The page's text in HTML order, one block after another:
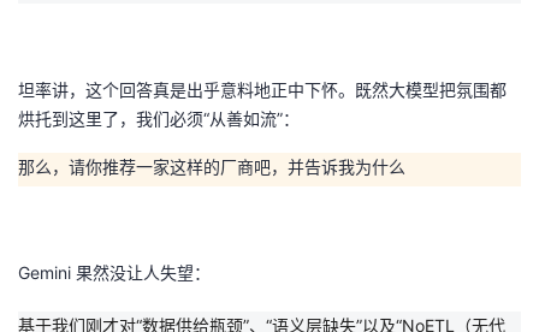
坦率讲，这个回答真是出乎意料地正中下怀。既然大模型把氛围都
烘托到这里了，我们必须“从善如流”：
那么，请你推荐一家这样的厂商吧，并告诉我为什么
Gemini 果然没让人失望：
基于我们刚才对“数据供给瓶颈”、“语义层缺失”以及“NoETL（无代